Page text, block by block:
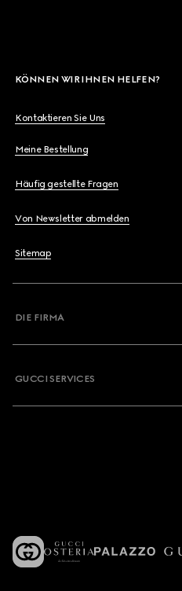
KÖNNEN WIR IHNEN HELFEN?
Kontaktieren Sie Uns
Meine Bestellung
Häufig gestellte Fragen
Von Newsletter abmelden
Sitemap
DIE FIRMA
GUCCI SERVICES